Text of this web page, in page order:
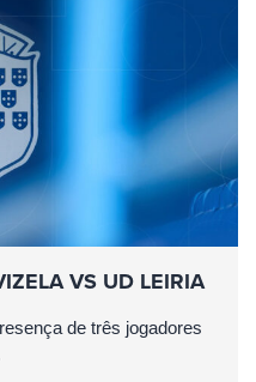
VS UD LEIRIA
de três jogadores